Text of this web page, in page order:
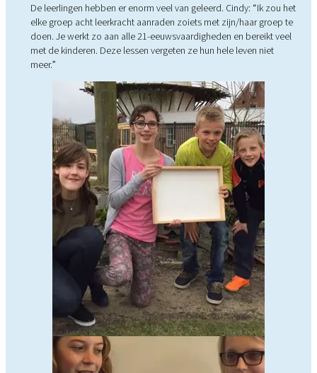
De leerlingen hebben er enorm veel van geleerd. Cindy: “Ik zou het
elke groep acht leerkracht aanraden zoiets met zijn/haar groep te
doen. Je werkt zo aan alle 21-eeuwsvaardigheden en bereikt veel
met de kinderen. Deze lessen vergeten ze hun hele leven niet
meer.”